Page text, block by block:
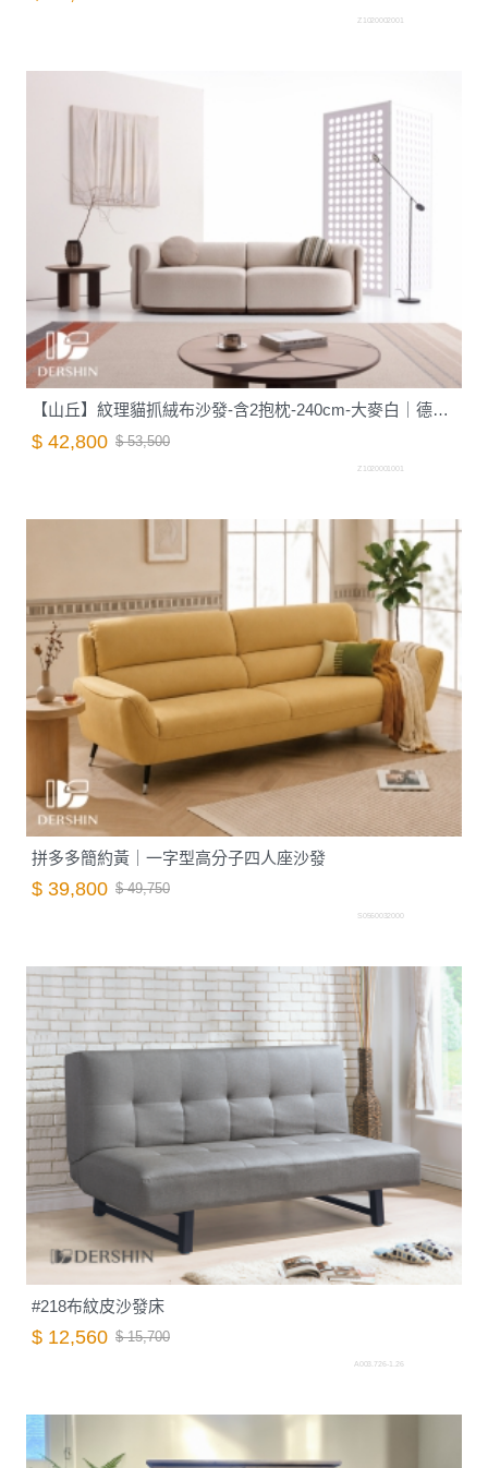
Z1020002001
【山丘】紋理貓抓絨布沙發-含2抱枕-240cm-大麥白｜德新家具
$ 42,800 $ 53,500
Z1020001001
拼多多簡約黃｜一字型高分子四人座沙發
$ 39,800 $ 49,750
S0560032000
#218布紋皮沙發床
$ 12,560 $ 15,700
A003.726-1.26